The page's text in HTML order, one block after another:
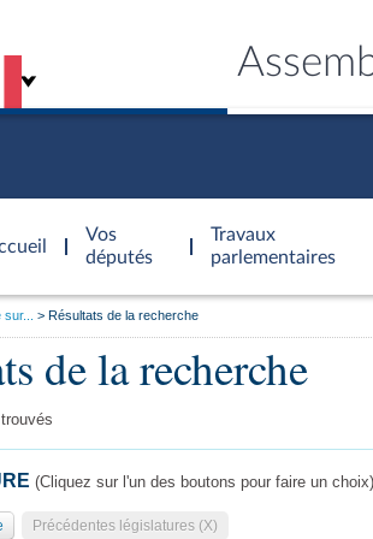
Vos
députés
Travaux
parlementaires
Résultats de la recherche
de la recherche
(Cliquez sur l'un des boutons pour faire un choix)
Précédentes législatures (X)